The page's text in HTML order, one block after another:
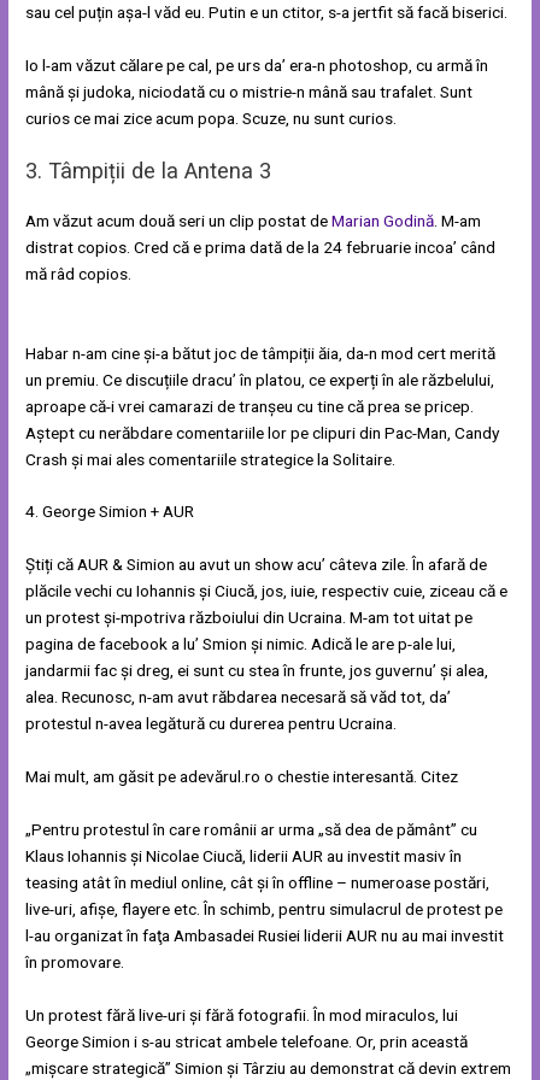
sau cel puțin așa-l văd eu. Putin e un ctitor, s-a jertfit să facă biserici.
Io l-am văzut călare pe cal, pe urs da’ era-n photoshop, cu armă în
mână și judoka, niciodată cu o mistrie-n mână sau trafalet. Sunt
curios ce mai zice acum popa. Scuze, nu sunt curios.
3. Tâmpiții de la Antena 3
Am văzut acum două seri un clip postat deMarian Godină . M-am
distrat copios. Cred că e prima dată de la 24 februarie incoa’ când
mă râd copios.
Habar n-am cine și-a bătut joc de tâmpiții ăia, da-n mod cert merită
un premiu. Ce discuțiile dracu’ în platou, ce experți în ale răzbelului,
aproape că-i vrei camarazi de tranșeu cu tine că prea se pricep.
Aștept cu nerăbdare comentariile lor pe clipuri din Pac-Man, Candy
Crash și mai ales comentariile strategice la Solitaire.
4. George Simion + AUR
Știți că AUR & Simion au avut un show acu’ câteva zile. În afară de
plăcile vechi cu Iohannis și Ciucă, jos, iuie, respectiv cuie, ziceau că e
un protest și-mpotriva războiului din Ucraina. M-am tot uitat pe
pagina de facebook a lu’ Smion și nimic. Adică le are p-ale lui,
jandarmii fac și dreg, ei sunt cu stea în frunte, jos guvernu’ și alea,
alea. Recunosc, n-am avut răbdarea necesară să văd tot, da’
protestul n-avea legătură cu durerea pentru Ucraina.
Mai mult, am găsit pe adevărul.ro o chestie interesantă. Citez
„Pentru protestul în care românii ar urma „să dea de pământ” cu
Klaus Iohannis şi Nicolae Ciucă, liderii AUR au investit masiv în
teasing atât în mediul online, cât şi în offline – numeroase postări,
live-uri, afişe, flayere etc. În schimb, pentru simulacrul de protest pe
l-au organizat în faţa Ambasadei Rusiei liderii AUR nu au mai investit
în promovare.
Un protest fără live-uri şi fără fotografii. În mod miraculos, lui
George Simion i s-au stricat ambele telefoane. Or, prin această
„mişcare strategică” Simion şi Târziu au demonstrat că devin extrem